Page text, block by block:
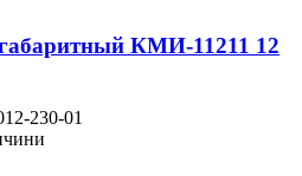
КМИ-11211 12
230-01